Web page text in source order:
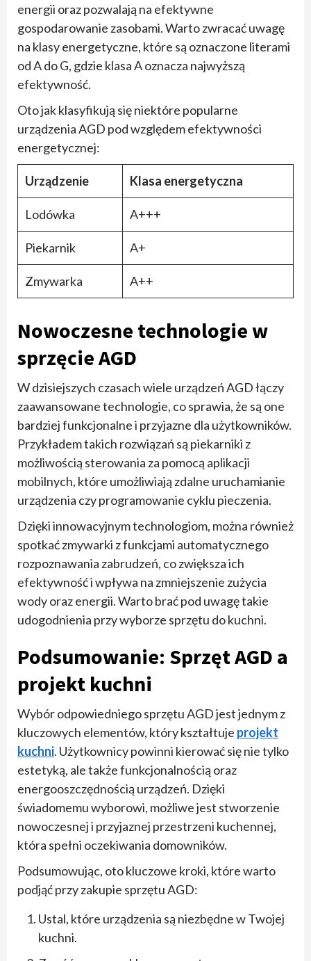
energii oraz pozwalają na efektywne
gospodarowanie zasobami. Warto zwracać uwagę
na klasy energetyczne, które są oznaczone literami
od A do G, gdzie klasa A oznacza najwyższą
efektywność.
Oto jak klasyfikują się niektóre popularne
urządzenia AGD pod względem efektywności
energetycznej:
Urządzenie Klasa energetyczna
Lodówka A+++
Piekarnik A+
Zmywarka A++
Nowoczesne technologie w
sprzęcie AGD
W dzisiejszych czasach wiele urządzeń AGD łączy
zaawansowane technologie, co sprawia, że są one
bardziej funkcjonalne i przyjazne dla użytkowników.
Przykładem takich rozwiązań są piekarniki z
możliwością sterowania za pomocą aplikacji
mobilnych, które umożliwiają zdalne uruchamianie
urządzenia czy programowanie cyklu pieczenia.
Dzięki innowacyjnym technologiom, można również
spotkać zmywarki z funkcjami automatycznego
rozpoznawania zabrudzeń, co zwiększa ich
efektywność i wpływa na zmniejszenie zużycia
wody oraz energii. Warto brać pod uwagę takie
udogodnienia przy wyborze sprzętu do kuchni.
Podsumowanie: Sprzęt AGD a
projekt kuchni
Wybór odpowiedniego sprzętu AGD jest jednym z
kluczowych elementów, który kształtuje projekt
kuchni. Użytkownicy powinni kierować się nie tylko
estetyką, ale także funkcjonalnością oraz
energooszczędnością urządzeń. Dzięki
świadomemu wyborowi, możliwe jest stworzenie
nowoczesnej i przyjaznej przestrzeni kuchennej,
która spełni oczekiwania domowników.
Podsumowując, oto kluczowe kroki, które warto
podjąć przy zakupie sprzętu AGD:
Ustal, które urządzenia są niezbędne w Twojej
kuchni.